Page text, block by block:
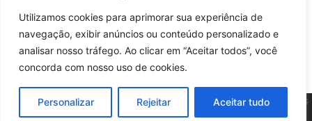
Utilizamos cookies para aprimorar sua experiência de
navegação, exibir anúncios ou conteúdo personalizado e
analisar nosso tráfego. Ao clicar em “Aceitar todos”, você
concorda com nosso uso de cookies.
Personalizar Rejeitar Aceitar tudo
Editor-chefe e comercial do site:
Flavio Perez –flavio@onboardsports.net
+55 11 99949-8035
Sobre as Águas - © 2025 - Todos os direitos reservados | Políticas
de Privacidade